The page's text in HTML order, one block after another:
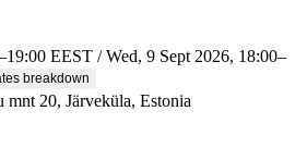
EEST / Wed, 9 Sept 2026, 18:00–
breakdown
mnt 20, Järveküla, Estonia